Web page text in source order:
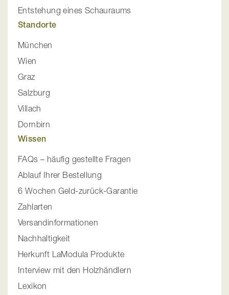
Entstehung eines Schauraums
Standorte
München
Wien
Graz
Salzburg
Villach
Dornbirn
Wissen
FAQs – häufig gestellte Fragen
Ablauf Ihrer Bestellung
6 Wochen Geld-zurück-Garantie
Zahlarten
Versandinformationen
Nachhaltigkeit
Herkunft LaModula Produkte
Interview mit den Holzhändlern
Lexikon